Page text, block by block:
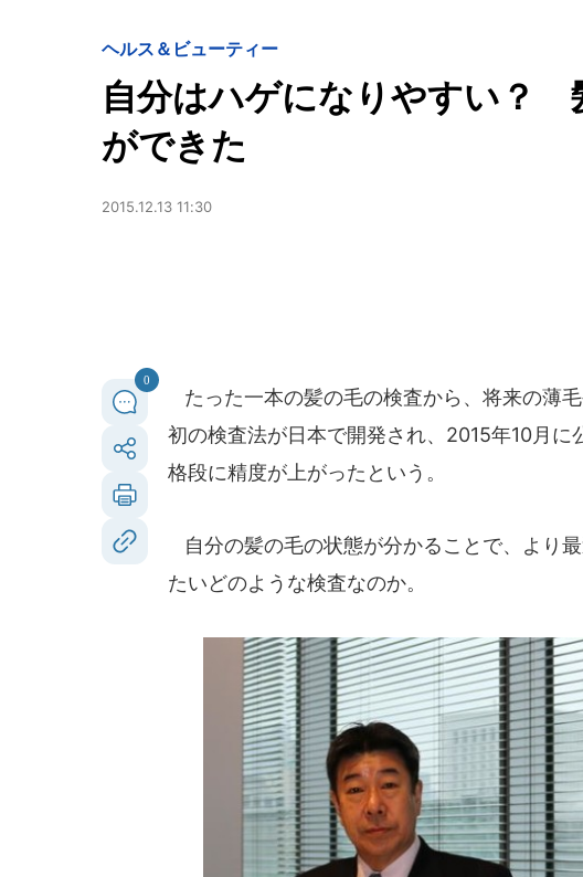
ヘルス＆ビューティー
自分はハゲになりやすい？
ができた
2015.12.13 11:30
0
たった一本の髪の毛の検査から、将来の薄
初の検査法が日本で開発され、2015年10月
格段に精度が上がったという。
自分の髪の毛の状態が分かることで、より
たいどのような検査なのか。